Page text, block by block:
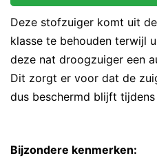
Deze stofzuiger komt uit
klasse te behouden terwijl
deze nat droogzuiger een
Dit zorgt er voor dat de
dus beschermd blijft
Bijzondere kenmerken: